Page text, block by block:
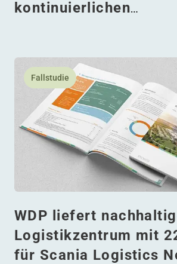
kontinuierlichen
Fallstudie
WDP liefert
Logistikzentrum mit
für Scania Logistics
Lesen Sie mehr daüber WDP